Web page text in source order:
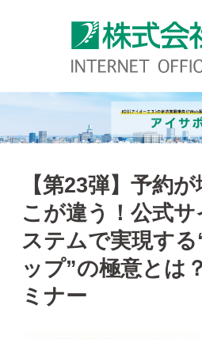
【第23弾】予約
こが違う！公式
ステムで実現する
ップ”の極意とは
ミナー